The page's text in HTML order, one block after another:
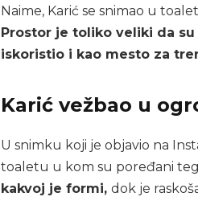
Naime, Karić se snimao u
Prostor je toliko veliki da
iskoristio i kao mesto za
Karić vežbao u
U snimku koji je objavio na
toaletu u kom su poređani
kakvoj je formi,dok je